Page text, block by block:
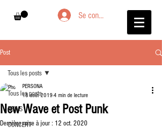
Se connecter
Post
Tous les posts
NEWS
CONCERT
Tous les posts
New Wave et Post Punk
PERSONA
18 août 2019 4 min de lecture
Dernière mise à jour : 12 oct. 2020